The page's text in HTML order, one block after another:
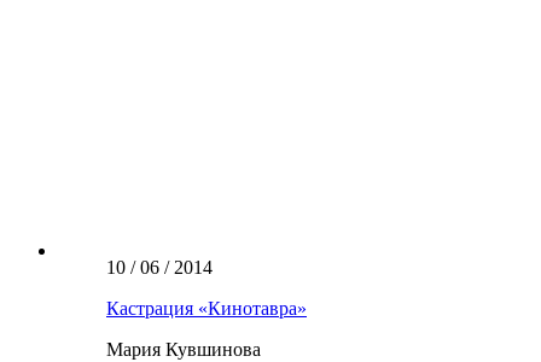
10 / 06 / 2014
Кастрация «Кинотавра»
Мария Кувшинова